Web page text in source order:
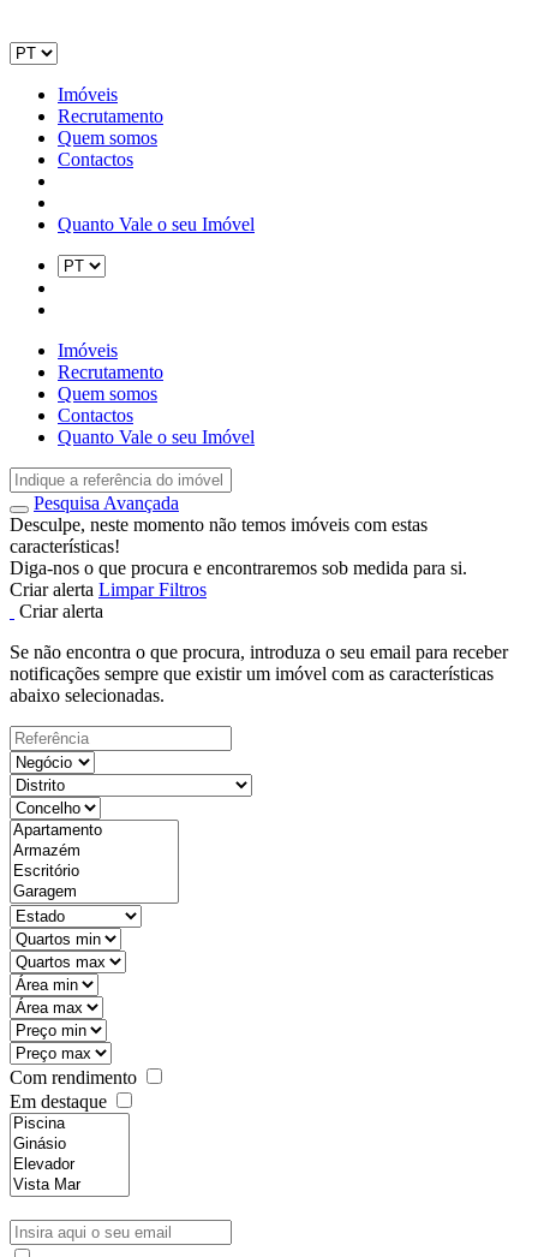
Imóveis
Recrutamento
Quem somos
Contactos
Quanto Vale o seu Imóvel
Imóveis
Recrutamento
Quem somos
Contactos
Quanto Vale o seu Imóvel
Pesquisa Avançada
Desculpe, neste momento não temos imóveis com estas
características!
Diga-nos o que procura e encontraremos sob medida para si.
Criar alerta Limpar Filtros
Criar alerta
Se não encontra o que procura, introduza o seu email para receber
notificações sempre que existir um imóvel com as características
abaixo selecionadas.
Com rendimento
Em destaque